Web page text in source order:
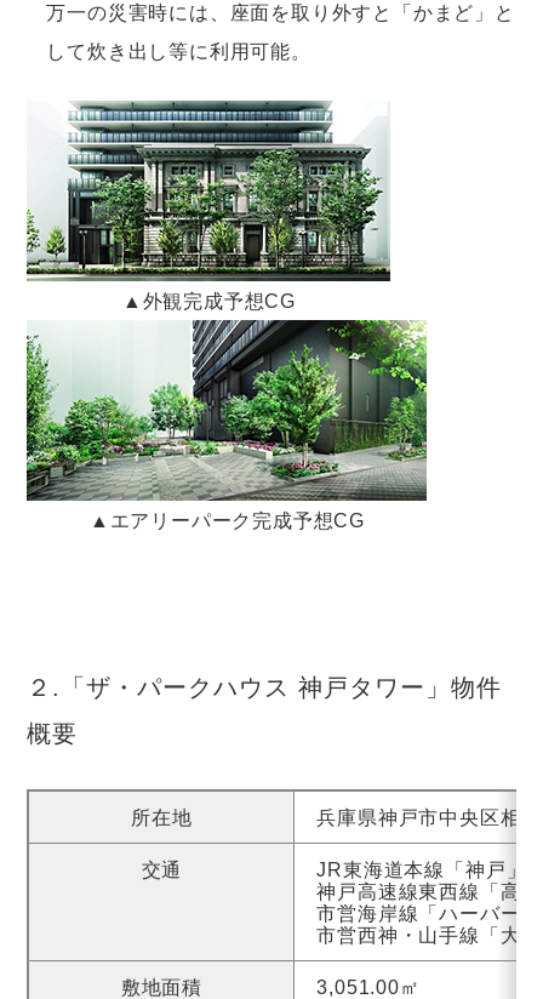
万一の災害時には、座面を取り外すと「かまど」と
して炊き出し等に利用可能。
▲外観完成予想CG
▲エアリーパーク完成予想CG
２.「ザ・パークハウス 神戸タワー」物件
概要
所在地 兵庫県神戸市中央区相
交通
JR東海道本線「神戸」
神戸高速線東西線「高
市営海岸線「ハーバー
市営西神・山手線「大
敷地面積 3,051.00㎡